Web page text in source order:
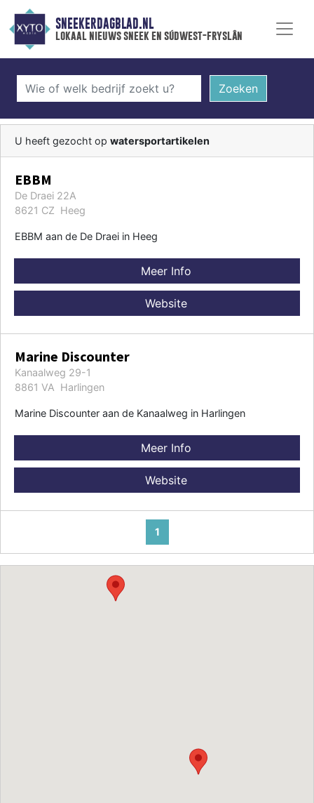
SNEEKERDAGBLAD.NL
lokaal nieuws sneek en súdwest-fryslân
Zoeken
U heeft gezocht op watersportartikelen
EBBM
De Draei 22A
8621 CZ Heeg
EBBM aan de De Draei in Heeg
Meer Info
Website
Marine Discounter
Kanaalweg 29-1
8861 VA Harlingen
Marine Discounter aan de Kanaalweg in Harlingen
Meer Info
Website
1